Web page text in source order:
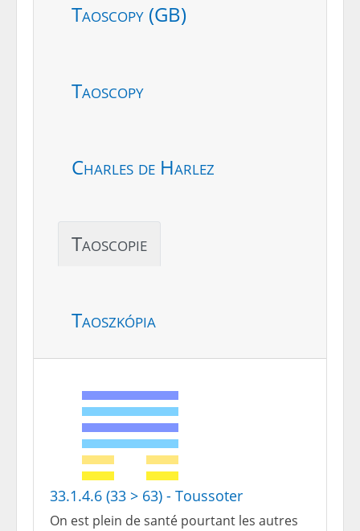
Taoscopy (GB)
Taoscopy
Charles de Harlez
Taoscopie
Taoszkópia
33.1.4.6 (33 > 63) - Toussoter
On est plein de santé pourtant les autres